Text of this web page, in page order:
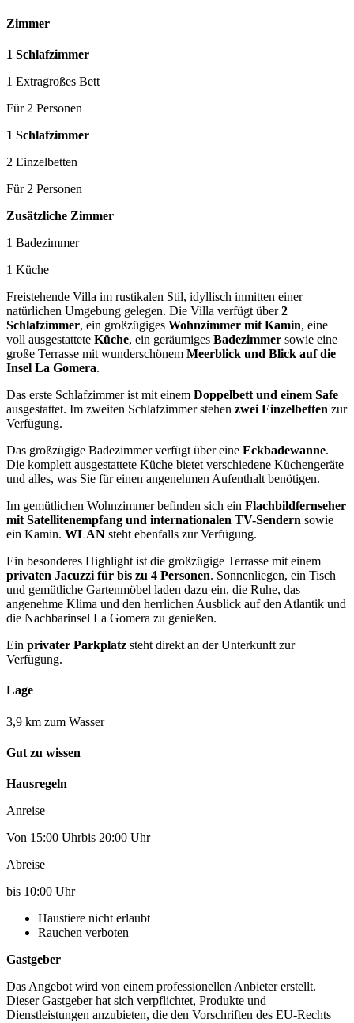
Zimmer
1 Schlafzimmer
1 Extragroßes Bett
Für 2 Personen
1 Schlafzimmer
2 Einzelbetten
Für 2 Personen
Zusätzliche Zimmer
1 Badezimmer
1 Küche
Freistehende Villa im rustikalen Stil, idyllisch inmitten einer
natürlichen Umgebung gelegen. Die Villa verfügt über2
Schlafzimmer, ein großzügiges Wohnzimmer mit Kamin, eine
voll ausgestattete Küche, ein geräumiges Badezimmer sowie eine
große Terrasse mit wunderschönem Meerblick und Blick auf die
Insel La Gomera.
Das erste Schlafzimmer ist mit einem Doppelbett und einem Safe
ausgestattet. Im zweiten Schlafzimmer stehen zwei Einzelbetten zur
Verfügung.
Das großzügige Badezimmer verfügt über eine Eckbadewanne.
Die komplett ausgestattete Küche bietet verschiedene Küchengeräte
und alles, was Sie für einen angenehmen Aufenthalt benötigen.
Im gemütlichen Wohnzimmer befinden sich ein Flachbildfernseher
mit Satellitenempfang und internationalen TV-Sendern sowie
ein Kamin. WLAN steht ebenfalls zur Verfügung.
Ein besonderes Highlight ist die großzügige Terrasse mit einem
privaten Jacuzzi für bis zu 4 Personen. Sonnenliegen, ein Tisch
und gemütliche Gartenmöbel laden dazu ein, die Ruhe, das
angenehme Klima und den herrlichen Ausblick auf den Atlantik und
die Nachbarinsel La Gomera zu genießen.
Ein privater Parkplatz steht direkt an der Unterkunft zur
Verfügung.
Lage
3,9 km zum Wasser
Gut zu wissen
Hausregeln
Anreise
Von 15:00 Uhrbis 20:00 Uhr
Abreise
bis 10:00 Uhr
Haustiere nicht erlaubt
Rauchen verboten
Gastgeber
Das Angebot wird von einem professionellen Anbieter erstellt.
Dieser Gastgeber hat sich verpflichtet, Produkte und
Dienstleistungen anzubieten, die den Vorschriften des EU-Rechts